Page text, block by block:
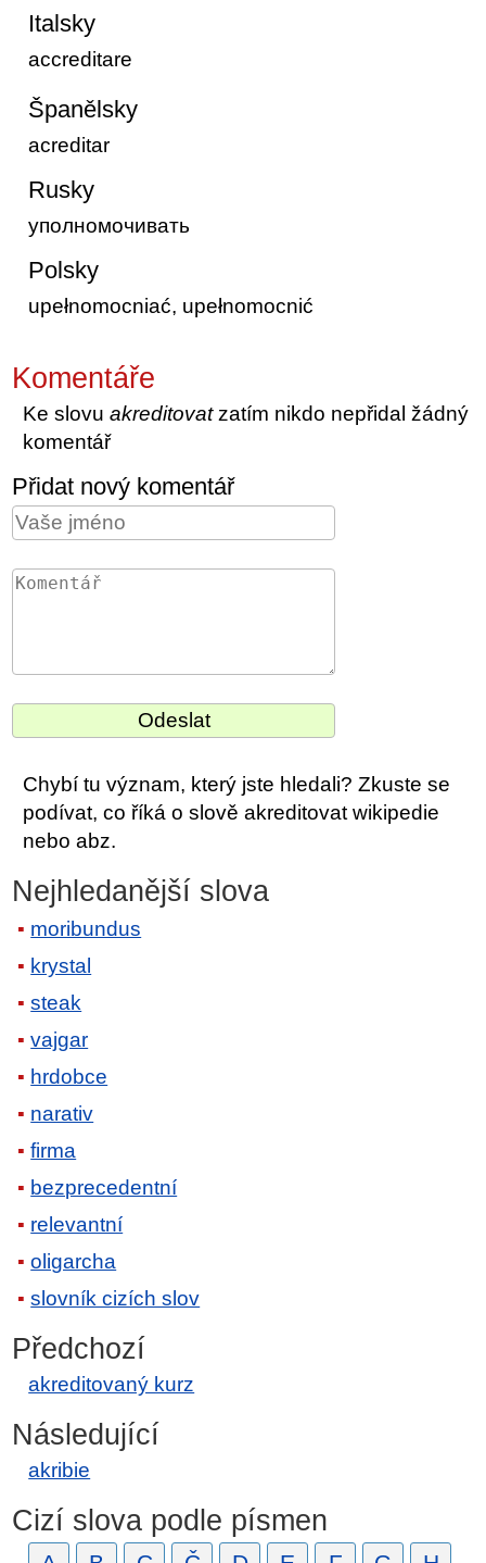
Italsky
accreditare
Španělsky
acreditar
Rusky
уполномочивать
Polsky
upełnomocniać, upełnomocnić
Komentáře
Ke slovuakreditovatzatím nikdo nepřidal žádný
komentář
Přidat nový komentář
Chybí tu význam, který jste hledali? Zkuste se
podívat, co říká o slově akreditovat wikipedie
nebo abz.
Nejhledanější slova
moribundus
krystal
steak
vajgar
hrdobce
narativ
firma
bezprecedentní
relevantní
oligarcha
slovník cizích slov
Předchozí
akreditovaný kurz
Následující
akribie
Cizí slova podle písmen